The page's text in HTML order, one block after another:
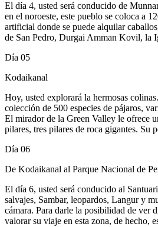
El día 4, usted será conducido de
en el noroeste, este pueblo se coloca a
artificial donde se puede alquilar
de San Pedro, Durgai Amman Kovil, la
Día 05
Kodaikanal
Hoy, usted explorará la hermosas
colección de 500 especies de pájaros,
El mirador de la Green Valley le ofrece
pilares, tres pilares de roca gigantes. Su
Día 06
De Kodaikanal al Parque Nacional de
El día 6, usted será conducido al
salvajes, Sambar, leopardos, Langur y
cámara. Para darle la posibilidad de ver
valorar su viaje en esta zona, de hecho,